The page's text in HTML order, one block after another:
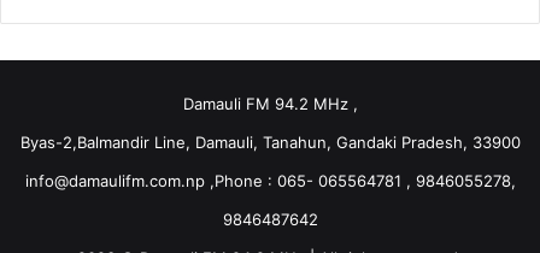
Damauli FM 94.2 MHz ,
Byas-2,Balmandir Line, Damauli, Tanahun, Gandaki Pradesh, 33900
info@damaulifm.com.np,Phone : 065- 065564781 , 9846055278,
9846487642